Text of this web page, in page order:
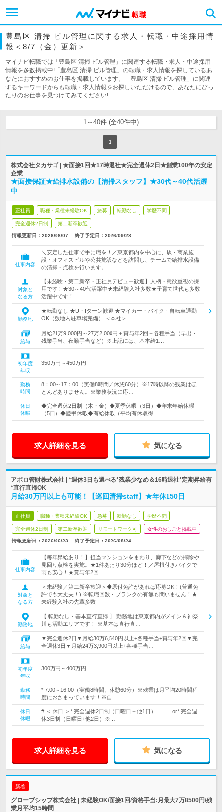
豊島区 清掃 ビル管理に関する求人・転職・中途採用情
報＜8/7（金）更新＞
マイナビ転職では「豊島区 清掃 ビル管理」に関連する転職・求人・中途採用
情報を多数掲載中!「豊島区 清掃 ビル管理」の転職・求人情報を探しているあ
なたにおすすめのお仕事を掲載しています。「豊島区 清掃 ビル管理」に関連
するキーワードからも転職・求人情報をお探しいただけるので、あなたにぴっ
たりのお仕事を見つけてみてください!
1～40件 (全40件中)
1
株式会社タカサゴ | ★面接1回★17時退社★完全週休2日★創業100年の安定
企業
★面接保証★給排水設備の【清掃スタッフ】★30代～40代活躍
中
正社員 職種・業種未経験OK 急募 転勤なし 学歴不問
完全週休2日制 第二新卒歓迎
情報更新日：2026/08/07 終了予定日： 2026/09/28
仕事内容
＼安定した仕事で手に職を！／東京都内を中心に、駅・商業施
設・オフィスビルや公共施設などを訪問し、チームで給排水設備
の清掃・点検を行います。
対象と
なる方
【未経験・第二新卒・正社員デビュー歓迎】人柄・意欲重視の採
用です！★30～40代活躍中★未経験入社多数★子育て世代も多数
活躍中です！
勤務地
★転勤なし ★U・Iターン歓迎 ★マイカー・バイク・自転車通勤
OK（敷地内駐車場完備） ＜本社＞…
給与
月給21万9,000円～27万2,000円＋賞与年2回＋各種手当（早出・
残業手当、夜勤手当など）※上記には、基本給1…
初年度
年収
350万円～450万円
勤務
時間
8：00～17：00（実働8時間／休憩60分）※17時以降の残業はほ
とんどありません。※業務状況に応…
休日
休暇
◆完全週休2日制（木・金）◆夏季休暇（3日）◆年末年始休暇
（5日）◆慶弔休暇◆有給休暇（平均有休取得…
求人詳細を見る 気になる
アポロ管財株式会社 | *週休3日も選べる*残業少なめ＆16時退社*定期昇給有
*直行直帰OK
月給30万円以上も可能！【巡回清掃staff】★年休150日
正社員 職種・業種未経験OK 急募 転勤なし 学歴不問
完全週休2日制 第二新卒歓迎 リモートワーク可 女性のおしごと掲載中
情報更新日：2026/06/23 終了予定日： 2026/08/24
仕事内容
【毎年昇給あり！】担当マンションをまわり、廊下などの掃除や
見回り点検を実施。★1件あたり30分ほど！／屋根付きバイクで
雨も安心！★賞与年2回
対象と
なる方
＜未経験／第二新卒歓迎＞◆原付免許があれば応募OK！(普通免
許でも大丈夫！) ※転職回数・ブランクの有無も問いません！★
未経験入社の先輩多数
勤務地
【 転勤なし・基本直行直帰 】 勤務地は東京都内がメイン＆神奈
川も活動エリアです！ ※基本は直行直…
給与
▼完全週休2日▼月給30万6,540円以上+各種手当+賞与年2回▼完
全週休3日▼月給24万3,900円以上+各種手当…
初年度
年収
300万円～400万円
勤務
時間
* 7:00～16:00（実働8時間、休憩60分）※残業は月平均20時間程
度におさまっています！※自…
休日
休暇
# ＜ 休日 ＞* 完全週休2日制（日曜日＋他1日） or* 完全週
休3日制（日曜日+他2日）※…
求人詳細を見る 気になる
新着
グローブシップ株式会社 | 未経験OK/面接1回/資格手当:月最大7万8500円/残
業月平均15時間